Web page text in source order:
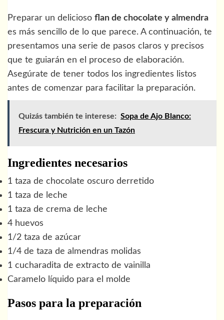
Preparar un delicioso flan de chocolate y almendra
es más sencillo de lo que parece. A continuación, te
presentamos una serie de pasos claros y precisos
que te guiarán en el proceso de elaboración.
Asegúrate de tener todos los ingredientes listos
antes de comenzar para facilitar la preparación.
Quizás también te interese: Sopa de Ajo Blanco:
Frescura y Nutrición en un Tazón
Ingredientes necesarios
1 taza de chocolate oscuro derretido
1 taza de leche
1 taza de crema de leche
4 huevos
1/2 taza de azúcar
1/4 de taza de almendras molidas
1 cucharadita de extracto de vainilla
Caramelo líquido para el molde
Pasos para la preparación